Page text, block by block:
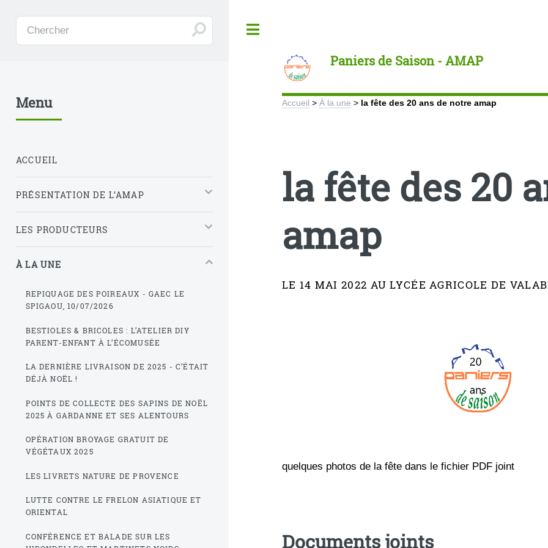
Paniers de Saison - AMAP
Accueil >À la une > la fête des 20 ans de notre amap
la fête des 20
amap
LE 14 MAI 2022 AU LYCÉE AGRICOLE DE
quelques photos de la fête dans le fichier PDF joint
Documents joints
Menu
ACCUEIL
PRÉSENTATION DE L’AMAP
LES PRODUCTEURS
À LA UNE
REPIQUAGE DES POIREAUX - GAEC LE
SPIGAOU, 10/07/2026
BESTIOLES & BRICOLES : L’ATELIER DIY
PARENT-ENFANT À L’ÉCOMUSÉE
LA DERNIÈRE LIVRAISON DE 2025 - C’ÉTAIT
DÉJÀ NOËL !
POINTS DE COLLECTE DES SAPINS DE NOËL
2025 À GARDANNE ET SES ALENTOURS
OPÉRATION BROYAGE GRATUIT DE
VÉGÉTAUX 2025
LES LIVRETS NATURE DE PROVENCE
LUTTE CONTRE LE FRELON ASIATIQUE ET
ORIENTAL
CONFÉRENCE ET BALADE SUR LES